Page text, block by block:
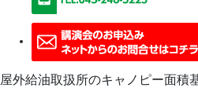
屋外給油取扱所のキャノピー面積